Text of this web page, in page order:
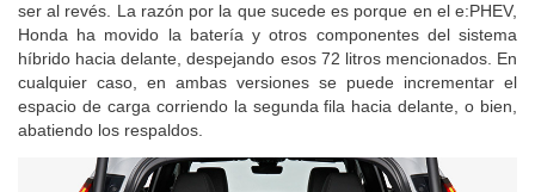
ser al revés. La razón por la que sucede es porque en el e:PHEV,
Honda ha movido la batería y otros componentes del sistema
híbrido hacia delante, despejando esos 72 litros mencionados. En
cualquier caso, en ambas versiones se puede incrementar el
espacio de carga corriendo la segunda fila hacia delante, o bien,
abatiendo los respaldos.